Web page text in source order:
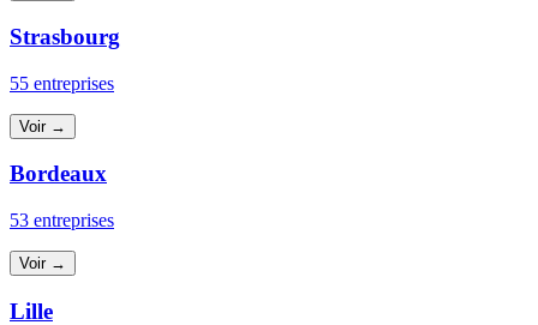
Strasbourg
55 entreprises
Voir →
Bordeaux
53 entreprises
Voir →
Lille